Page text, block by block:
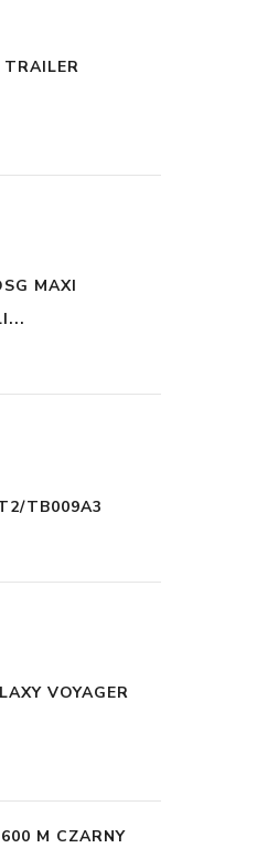
TRAILER
MAXI
TB009A3
VOYAGER
M CZARNY